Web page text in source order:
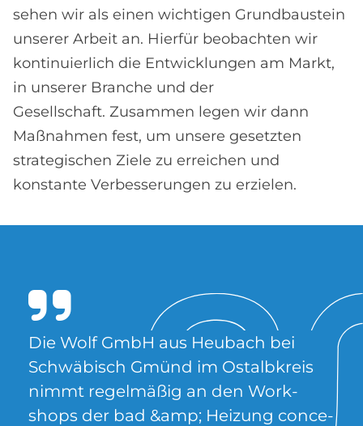
sehen wir als einen wichtigen Grundbaustein
unserer Arbeit an. Hierfür beobachten wir
kontinuierlich die Entwicklungen am Markt,
in unserer Branche und der
Gesellschaft. Zusammen legen wir dann
Maßnahmen fest, um unsere gesetzten
strategischen Ziele zu erreichen und
konstante Verbesserungen zu erzielen.
Die Wolf GmbH aus Heu­bach bei
Schwä­bisch Gmünd im Ost­alb­kreis
nim­mt re­gel­mä­ßig an den Work­
shops der bad &amp; Hei­zung con­ce­